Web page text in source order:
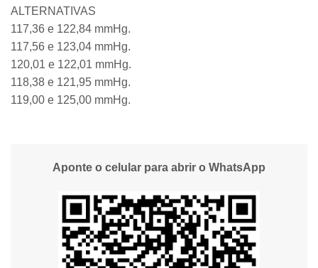
ALTERNATIVAS
117,36 e 122,84 mmHg.
117,56 e 123,04 mmHg.
120,01 e 122,01 mmHg.
118,38 e 121,95 mmHg.
119,00 e 125,00 mmHg.
Aponte o celular para abrir o WhatsApp